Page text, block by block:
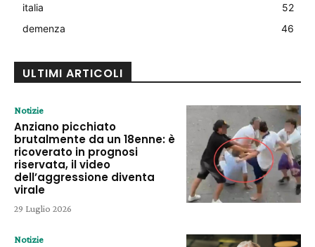
italia
52
demenza
46
ULTIMI ARTICOLI
Notizie
Anziano picchiato
brutalmente da un 18enne: è
ricoverato in prognosi
riservata, il video
dell’aggressione diventa
virale
29 Luglio 2026
Notizie